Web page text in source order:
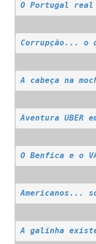
O Portugal
Corrupção... o
A cabeça na
Aventura UBER
O Benfica e o
Americanos...
A galinha